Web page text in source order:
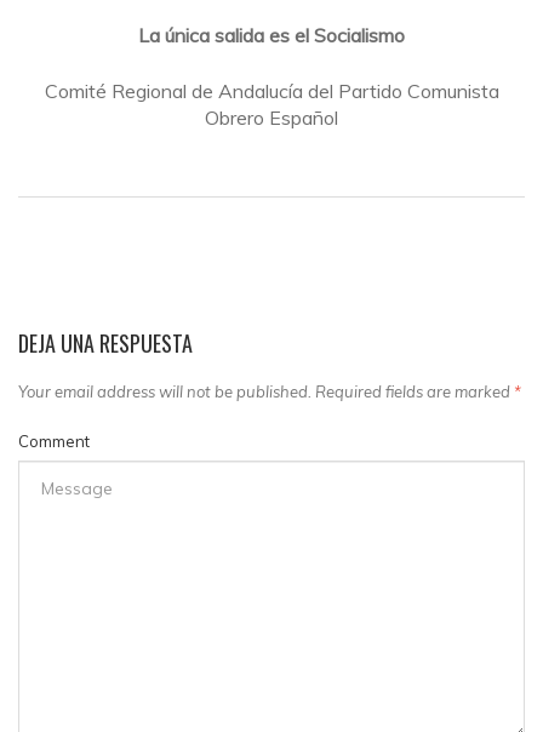
La única salida es el Socialismo
Comité Regional de Andalucía del Partido Comunista
Obrero Español
DEJA UNA RESPUESTA
Your email address will not be published. Required fields are marked *
Comment